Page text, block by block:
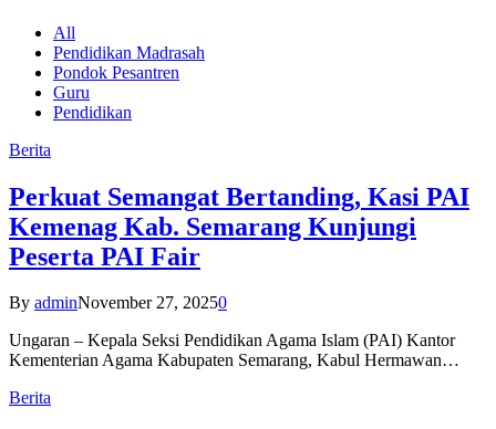
All
Pendidikan Madrasah
Pondok Pesantren
Guru
Pendidikan
Berita
Perkuat Semangat Bertanding, Kasi PAI
Kemenag Kab. Semarang Kunjungi
Peserta PAI Fair
By adminNovember 27, 20250
Ungaran – Kepala Seksi Pendidikan Agama Islam (PAI) Kantor
Kementerian Agama Kabupaten Semarang, Kabul Hermawan…
Berita